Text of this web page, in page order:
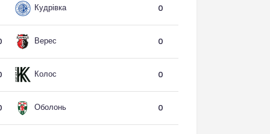
Кудрівка 0
Верес 0
Колос 0
Оболонь 0